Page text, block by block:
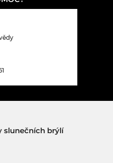
slunečních brýlí